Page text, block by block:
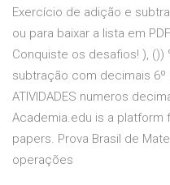
Exercício de adição e
ou para baixar a lista em
Conquiste os desafios! ), ())
subtração com decimais 6º
ATIVIDADES numeros
Academia.edu is a
papers. Prova Brasil de
operações